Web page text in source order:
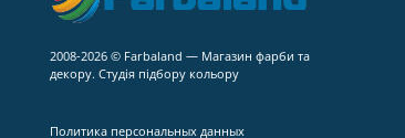
2008-2026 © Farbaland — Магазин фарби та
декору. Студія підбору кольору
Политика персональных данных